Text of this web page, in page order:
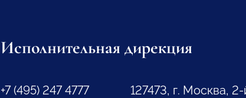
Исполнительная дирекция
+7 (495) 247 4777
127473, г. Москва,